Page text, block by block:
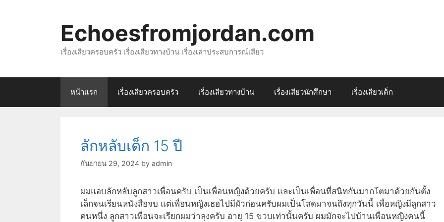
Echoesfromjordan.com
เรื่องเสียวครอบครัว เรื่องเสียวทางบ้าน เรื่องเล่าประสบการณ์เสียว
หน้าแรก เรื่องเสียวครอบครัว เรื่องเสียวทางบ้าน เรื่องเสียวนักศึกษา เรื่องเสียวเด็ก
ลักหลับเด็ก 15 ปี
กันยายน 29, 2024 by admin
ผมแอบลักหลับลูกสาวเพื่อนครับ เป็นเพื่อนหญิงด้วยครับ และเป็นเพื่อนที่สนิทกันมากโตมาด้วยกันตั้ง
เล็กจนเรียนหนังสือจบ แต่เพื่อนหญิงเธอไปมีผัวก่อนครับผมเป็นโสดมาจนถึงทุกวันนี้ เพื่อหญิงมีลูกสาว
คนหนึ่ง ลูกสาวเพื่อนจะเรียกผมว่าลุงครับ อายุ 15 ขวบเท่านั้นครับ ผมมักจะไปบ้านเพื่อนหญิงคนนี้